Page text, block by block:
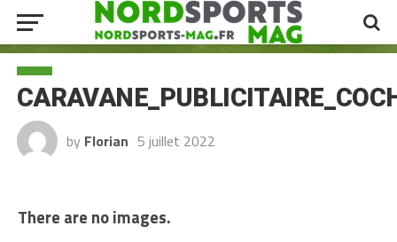
by Florian 5 juillet 2022
There are no images.